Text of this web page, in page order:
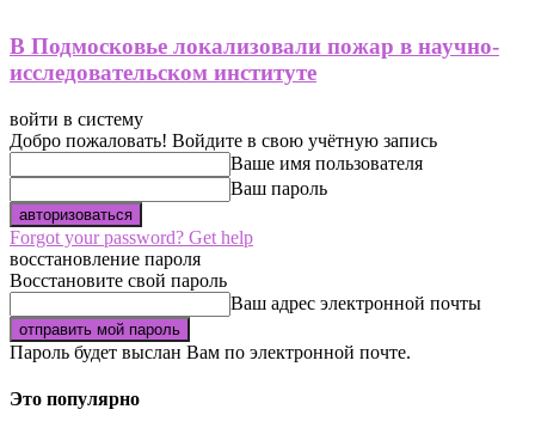
В Подмосковье локализовали пожар в научно-
исследовательском институте
войти в систему
Добро пожаловать! Войдите в свою учётную запись
Ваше имя пользователя
Ваш пароль
Forgot your password? Get help
восстановление пароля
Восстановите свой пароль
Ваш адрес электронной почты
Пароль будет выслан Вам по электронной почте.
Это популярно